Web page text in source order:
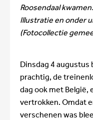
Roosendaal
Illustratie en onder
(Fotocollectie
Dinsdag 4
prachtig, de
dag ook met België,
vertrokken. Omdat
verschenen was